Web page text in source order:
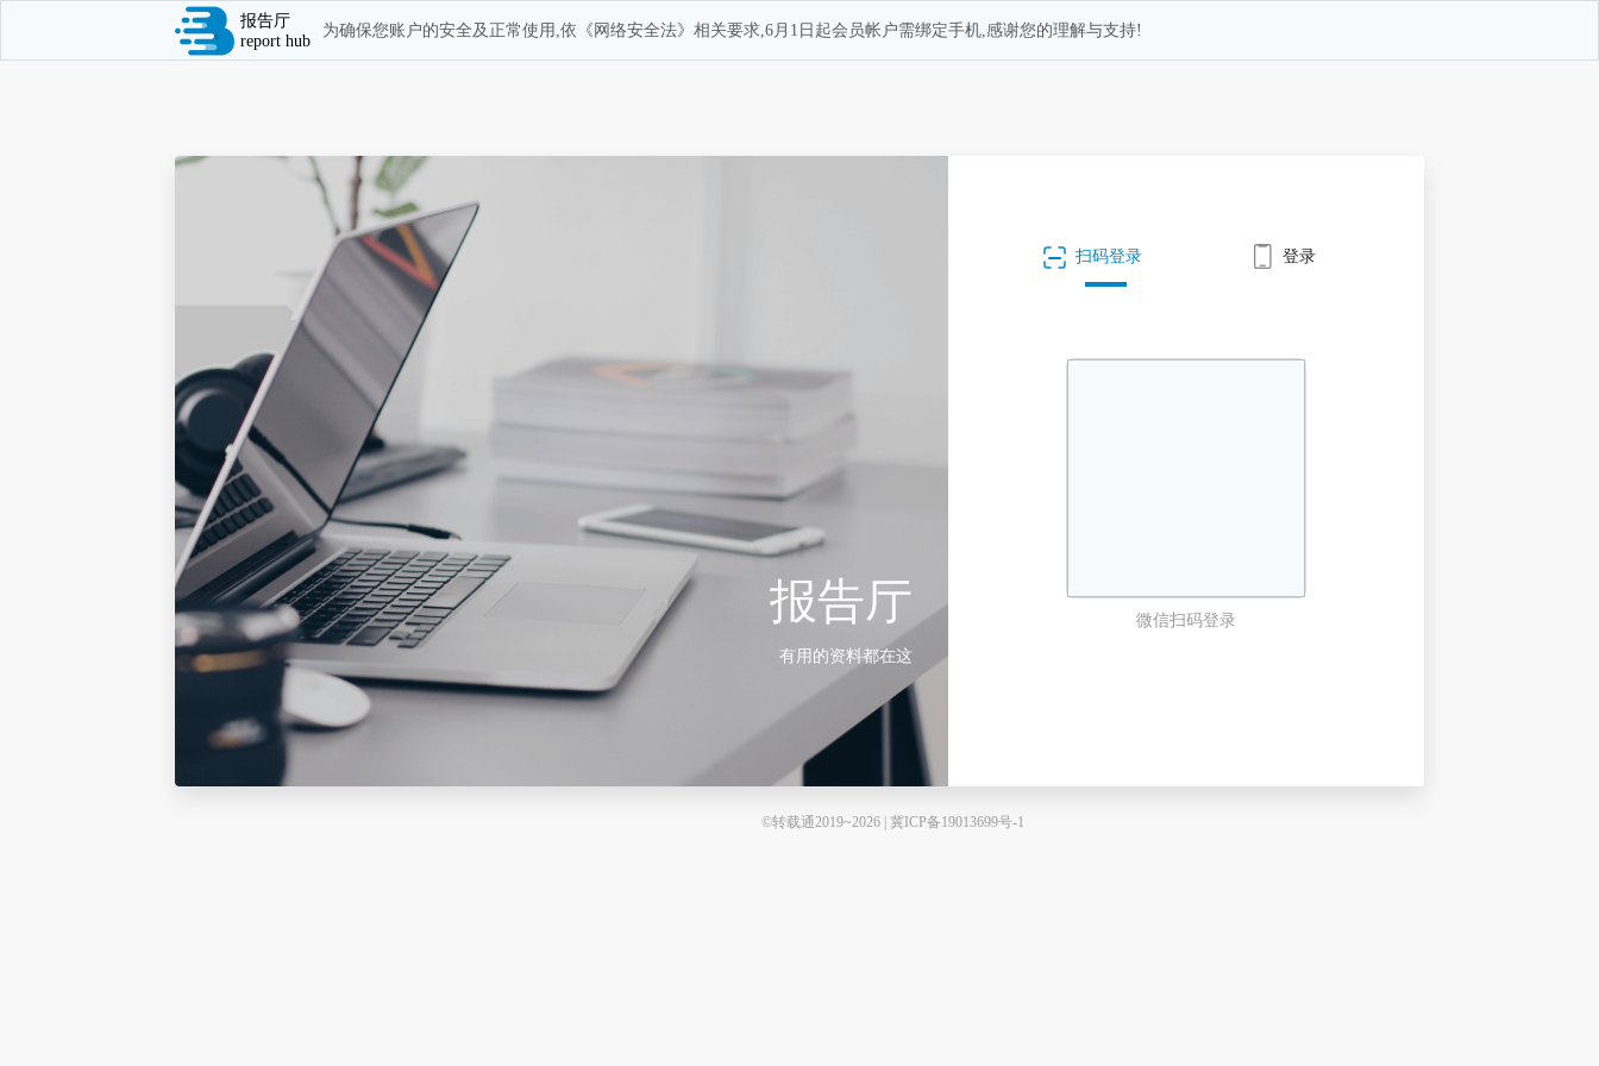
报告厅
report hub
为确保您账户的安全及正常使用,依《网络安全法》相关要求,6月1日起会员帐户需绑定手机,感谢您的理解与支持!
报告厅
有用的资料都在这
扫码登录 登录
微信扫码登录
©转载通2019~2026 | 冀ICP备19013699号-1